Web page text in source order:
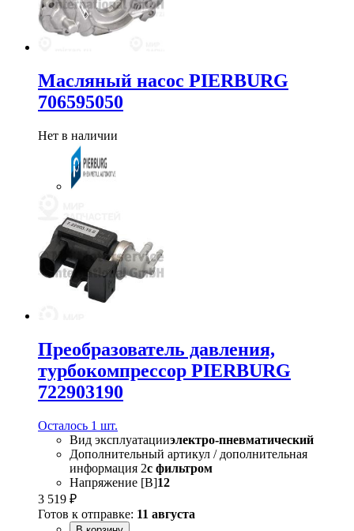
Масляный насос PIERBURG
706595050
Нет в наличии
Преобразователь давления,
турбокомпрессор PIERBURG
722903190
Осталось 1 шт.
Вид эксплуатацииэлектро-пневматический
Дополнительный артикул / дополнительная
информация 2с фильтром
Напряжение [В]12
3 519 ₽
Готов к отправке: 11 августа